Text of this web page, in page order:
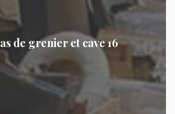
de grenier et cave 16